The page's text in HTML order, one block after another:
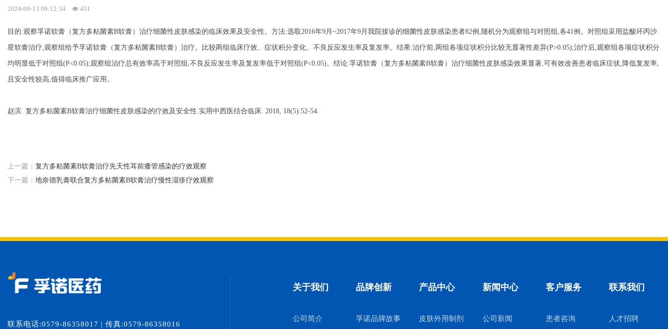
2024-09-13 09:12:34 451
目的:观察孚诺软膏（复方多粘菌素B软膏）治疗细菌性皮肤感染的临床效果及安全性。方法:选取2016年9月~2017年9月我院接诊的细菌性皮肤感染患者82例,随机分为观察组与对照组,各41例。对照组采用盐酸环丙沙
星软膏治疗,观察组给予孚诺软膏（复方多粘菌素B软膏）治疗。比较两组临床疗效、症状积分变化、不良反应发生率及复发率。结果:治疗前,两组各项症状积分比较无显著性差异(P>0.05);治疗后,观察组各项症状积分
均明显低于对照组(P<0.05);观察组治疗总有效率高于对照组,不良反应发生率及复发率低于对照组(P<0.05)。结论:孚诺软膏（复方多粘菌素B软膏）治疗细菌性皮肤感染效果显著,可有效改善患者临床症状,降低复发率,
且安全性较高,值得临床推广应用。
赵滨. 复方多粘菌素B软膏治疗细菌性皮肤感染的疗效及安全性.实用中西医结合临床. 2018, 18(5):52-54.
上一篇： 复方多粘菌素B软膏治疗先天性耳前瘘管感染的疗效观察
下一篇： 地奈德乳膏联合复方多粘菌素B软膏治疗慢性湿疹疗效观察
联系电话:0579-86358017 | 传真:0579-86358016
关于我们
公司简介
品牌创新
孚诺品牌故事
产品中心
皮肤外用制剂
新闻中心
公司新闻
客户服务
患者咨询
联系我们
人才招聘